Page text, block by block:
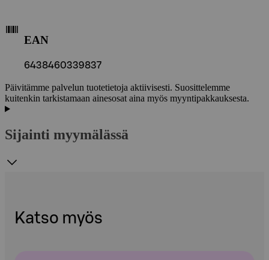
EAN
6438460339837
Päivitämme palvelun tuotetietoja aktiivisesti. Suosittelemme
kuitenkin tarkistamaan ainesosat aina myös myyntipakkauksesta.
Sijainti myymälässä
Katso myös